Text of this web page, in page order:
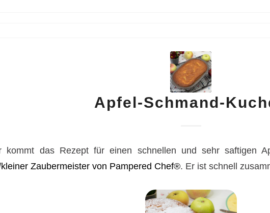
Apfel-Schmand-
kommt das Rezept für einen schnellen und sehr saftigen
Zaubermeister von Pampered Chef®. Er ist schnell